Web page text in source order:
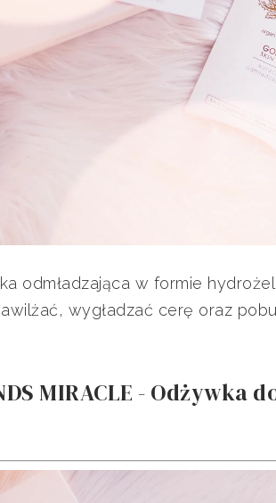
odmładzająca w formie
wygładzać cerę oraz
MIRACLE - Odżywka